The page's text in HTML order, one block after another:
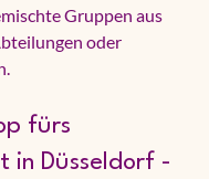
Gruppen aus
oder
fürs
in Düsseldorf -